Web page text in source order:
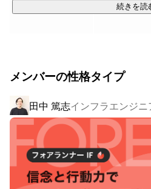
・自律：バリュー（価値基準）を
ながらフロー状態で取り組んでい
この要素に基づき、下記のプロダ
・「共感」を軸にした運命の出
リ「Wantedly」
・現代の採用に最適化された、次
「Wantedly Hire」
続きを読
メンバーの性格タイプ
田中 篤志インフラエンジニ